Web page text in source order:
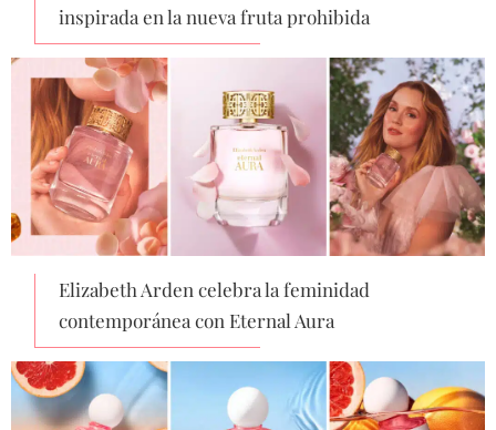
inspirada en la nueva fruta prohibida
Elizabeth Arden celebra la feminidad
contemporánea con Eternal Aura